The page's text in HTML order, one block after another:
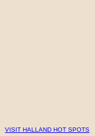
VISIT HALLAND HOT SPOTS